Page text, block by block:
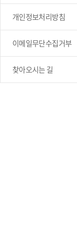
개인정보처리방침
이메일무단수집거부
찾아오시는 길